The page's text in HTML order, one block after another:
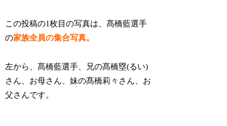
この投稿の1枚目の写真は、髙橋藍選手
の家族全員の集合写真。
左から、髙橋藍選手、兄の髙橋塁(るい)
さん、お母さん、妹の髙橋莉々さん、お
父さんです。